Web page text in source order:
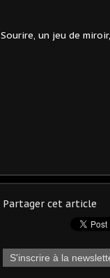
Sourire, un jeu de
Partager cet article
S'inscrire à la